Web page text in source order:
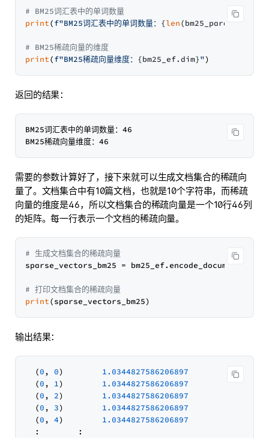
# BM25词汇表中的单词数量
print(f"BM25词汇表中的单词数量： {len(bm25_params[
# BM25稀疏向量的维度
print(f"BM25稀疏向量维度： {bm25_ef.dim}"
返回的结果：
BM25词汇表中的单词数量：46
需要的参数计算好了，接下来就可以生成文档集合的稀疏向
量了。文档集合中有10篇文档，也就是10个字符串，而稀疏
向量的维度是46，所以文档集合的稀疏向量是一个10行46列
的矩阵。每一行表示一个文档的稀疏向量。
# 生成文档集合的稀疏向量
sparse_vectors_bm25 =
# 打印文档集合的稀疏向量
print
输出结果：
  (
0 , 0) 1.0344827586206897
  (
0 , 1) 1.0344827586206897
  (
0 , 2) 1.0344827586206897
  (
0 , 3) 1.0344827586206897
  (
0 , 4) 1.0344827586206897
  :        :